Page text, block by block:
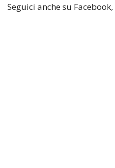
Seguici anche su Facebook,